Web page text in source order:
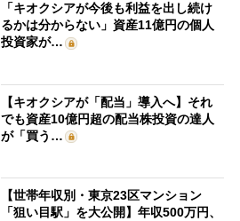
「キオクシアが今後も利益を出し続け
るかは分からない」資産11億円の個人
投資家が…
【キオクシアが「配当」導入へ】それ
でも資産10億円超の配当株投資の達人
が「買う…
【世帯年収別・東京23区マンション
「狙い目駅」を大公開】年収500万円、